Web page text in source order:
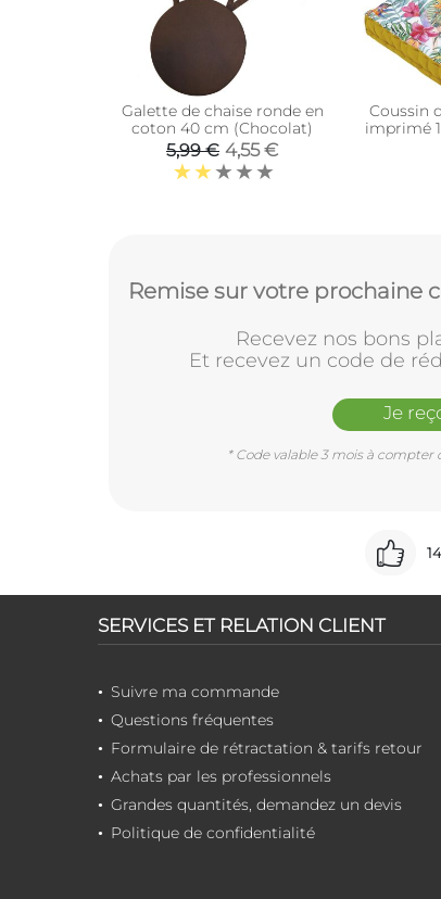
Galette de chaise ronde en
coton 40 cm (Chocolat)
5,99 € 4,55 €
Coussin
imprimé
Remise sur votre prochaine
Recevez nos bons
Et recevez un code de
Je
* Code valable 3 mois à
SERVICES ET RELATION CLIENT
Suivre ma commande
Questions fréquentes
Formulaire de rétractation & tarifs retour
Achats par les professionnels
Grandes quantités, demandez un devis
Politique de confidentialité